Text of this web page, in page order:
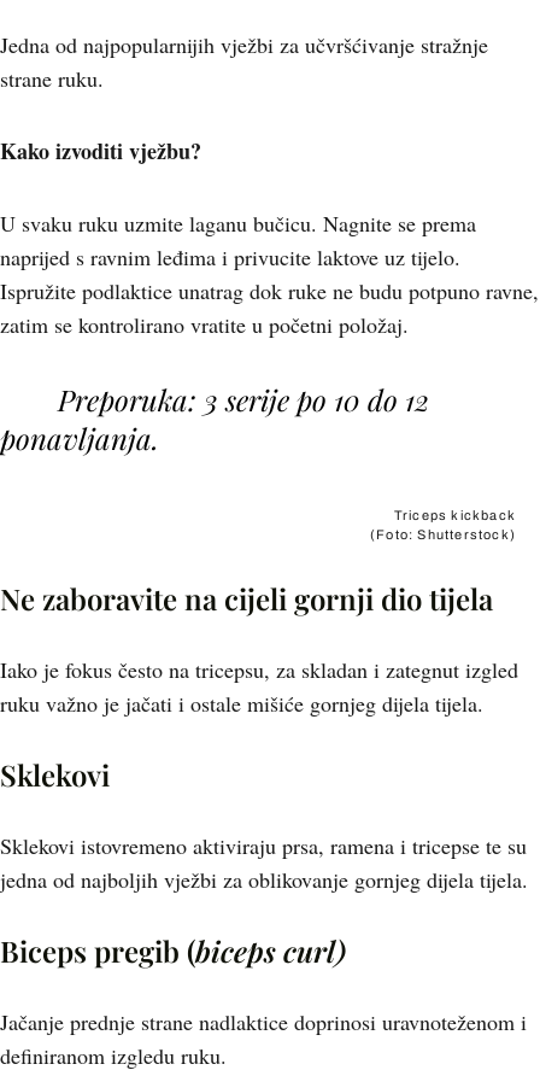
Jedna od najpopularnijih vježbi za učvršćivanje stražnje
strane ruku.
Kako izvoditi vježbu?
U svaku ruku uzmite laganu bučicu. Nagnite se prema
naprijed s ravnim leđima i privucite laktove uz tijelo.
Ispružite podlaktice unatrag dok ruke ne budu potpuno ravne,
zatim se kontrolirano vratite u početni položaj.
Preporuka: 3 serije po 10 do 12
ponavljanja.
Triceps kickback
(Foto: Shutterstock)
Ne zaboravite na cijeli gornji dio tijela
Iako je fokus često na tricepsu, za skladan i zategnut izgled
ruku važno je jačati i ostale mišiće gornjeg dijela tijela.
Sklekovi
Sklekovi istovremeno aktiviraju prsa, ramena i tricepse te su
jedna od najboljih vježbi za oblikovanje gornjeg dijela tijela.
Biceps pregib (biceps curl)
Jačanje prednje strane nadlaktice doprinosi uravnoteženom i
definiranom izgledu ruku.